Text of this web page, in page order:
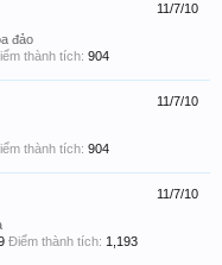
11/7/10
đảo
thành tích: 904
11/7/10
thành tích: 904
11/7/10
Điểm thành tích: 1,193